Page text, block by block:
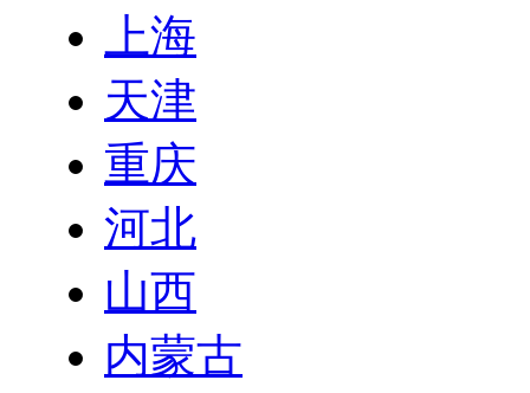
上海
天津
重庆
河北
山西
内蒙古